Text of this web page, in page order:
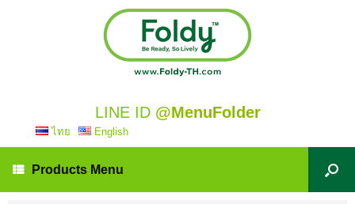
LINE ID @MenuFolder
ไทย English
Products Menu